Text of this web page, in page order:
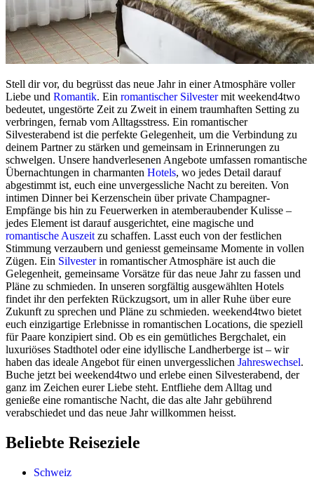
Stell dir vor, du begrüsst das neue Jahr in einer Atmosphäre voller
Liebe und Romantik. Ein romantischer Silvestermit weekend4two
bedeutet, ungestörte Zeit zu Zweit in einem traumhaften Setting zu
verbringen, fernab vom Alltagsstress. Ein romantischer
Silvesterabend ist die perfekte Gelegenheit, um die Verbindung zu
deinem Partner zu stärken und gemeinsam in Erinnerungen zu
schwelgen. Unsere handverlesenen Angebote umfassen romantische
Übernachtungen in charmanten Hotels, wo jedes Detail darauf
abgestimmt ist, euch eine unvergessliche Nacht zu bereiten. Von
intimen Dinner bei Kerzenschein über private Champagner-
Empfänge bis hin zu Feuerwerken in atemberaubender Kulisse –
jedes Element ist darauf ausgerichtet, eine magische und
romantische Auszeitzu schaffen. Lasst euch von der festlichen
Stimmung verzaubern und geniesst gemeinsame Momente in vollen
Zügen. Ein Silvesterin romantischer Atmosphäre ist auch die
Gelegenheit, gemeinsame Vorsätze für das neue Jahr zu fassen und
Pläne zu schmieden. In unseren sorgfältig ausgewählten Hotels
findet ihr den perfekten Rückzugsort, um in aller Ruhe über eure
Zukunft zu sprechen und Pläne zu schmieden. weekend4two bietet
euch einzigartige Erlebnisse in romantischen Locations, die speziell
für Paare konzipiert sind. Ob es ein gemütliches Bergchalet, ein
luxuriöses Stadthotel oder eine idyllische Landherberge ist – wir
haben das ideale Angebot für einen unvergesslichen Jahreswechsel.
Buche jetzt bei weekend4two und erlebe einen Silvesterabend, der
ganz im Zeichen eurer Liebe steht. Entfliehe dem Alltag und
genieße eine romantische Nacht, die das alte Jahr gebührend
verabschiedet und das neue Jahr willkommen heisst.
Beliebte Reiseziele
Schweiz